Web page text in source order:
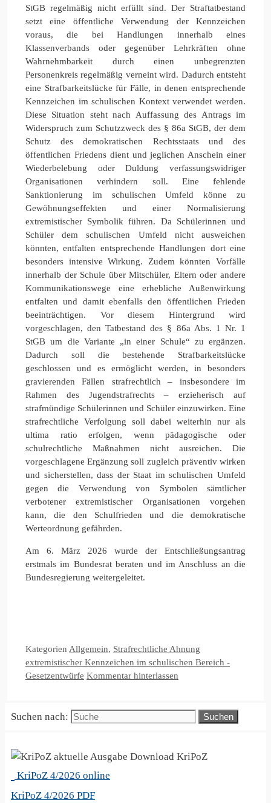
StGB regelmäßig nicht erfüllt sind. Der Straftatbestand
setzt eine öffentliche Verwendung der Kennzeichen
voraus, die bei Handlungen innerhalb eines
Klassenverbands oder gegenüber Lehrkräften ohne
Wahrnehmbarkeit durch einen unbegrenzten
Personenkreis regelmäßig verneint wird. Dadurch entsteht
eine Strafbarkeitslücke für Fälle, in denen entsprechende
Kennzeichen im schulischen Kontext verwendet werden.
Diese Situation steht nach Auffassung des Antrags im
Widerspruch zum Schutzzweck des § 86a StGB, der dem
Schutz des demokratischen Rechtsstaats und des
öffentlichen Friedens dient und jeglichen Anschein einer
Wiederbelebung oder Duldung verfassungswidriger
Organisationen verhindern soll. Eine fehlende
Sanktionierung im schulischen Umfeld könne zu
Gewöhnungseffekten und einer Normalisierung
extremistischer Symbolik führen. Da Schülerinnen und
Schüler dem schulischen Umfeld nicht ausweichen
könnten, entfalten entsprechende Handlungen dort eine
besonders intensive Wirkung. Zudem könnten Vorfälle
innerhalb der Schule über Mitschüler, Eltern oder andere
Kommunikationswege eine erhebliche Außenwirkung
entfalten und damit ebenfalls den öffentlichen Frieden
beeinträchtigen. Vor diesem Hintergrund wird
vorgeschlagen, den Tatbestand des § 86a Abs. 1 Nr. 1
StGB um die Variante „in einer Schule“ zu ergänzen.
Dadurch soll die bestehende Strafbarkeitslücke
geschlossen und es ermöglicht werden, in besonders
gravierenden Fällen strafrechtlich – insbesondere im
Rahmen des Jugendstrafrechts – erzieherisch auf
strafmündige Schülerinnen und Schüler einzuwirken. Eine
strafrechtliche Verfolgung soll dabei weiterhin nur als
ultima ratio erfolgen, wenn pädagogische oder
schulrechtliche Maßnahmen nicht ausreichen. Die
vorgeschlagene Ergänzung soll zugleich präventiv wirken
und sicherstellen, dass der Staat im schulischen Umfeld
gegen die Verwendung von Symbolen sämtlicher
verbotener extremistischer Organisationen vorgehen
kann, die den Schulfrieden und die demokratische
Werteordnung gefährden.
Am 6. März 2026 wurde der Entschließungsantrag
erstmals im Bundesrat beraten und im Anschluss an die
Bundesregierung weitergeleitet.
Kategorien Allgemein, Strafrechtliche Ahnung
extremistischer Kennzeichen im schulischen Bereich -
Gesetzentwürfe Kommentar hinterlassen
Suchen nach:
KriPoZ
KriPoZ 4/2026 online
KriPoZ 4/2026 PDF